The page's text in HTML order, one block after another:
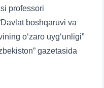
professori
boshqaruvi va
o‘zaro uyg‘unligi”
gazetasida